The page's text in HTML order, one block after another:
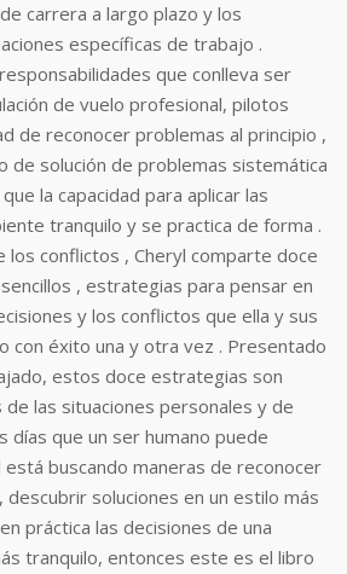
carrera a largo plazo y los
específicas de trabajo .
que conlleva ser
de vuelo profesional, pilotos
de reconocer problemas al principio ,
de solución de problemas sistemática
la capacidad para aplicar las
tranquilo y se practica de forma .
los conflictos , Cheryl comparte doce
, estrategias para pensar en
y los conflictos que ella y sus
con éxito una y otra vez . Presentado
estos doce estrategias son
las situaciones personales y de
días que un ser humano puede
buscando maneras de reconocer
soluciones en un estilo más
práctica las decisiones de una
tranquilo, entonces este es el libro